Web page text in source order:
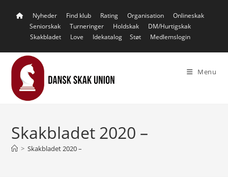
Nyheder Find klub Rating Organisation
Onlineskak
Seniorskak
Turneringer Holdskak
DM/Hurtigskak
Skakbladet
Love Idekatalog Støt Medlemslogin
Menu
Skakbladet 2020 –
> Skakbladet 2020 –